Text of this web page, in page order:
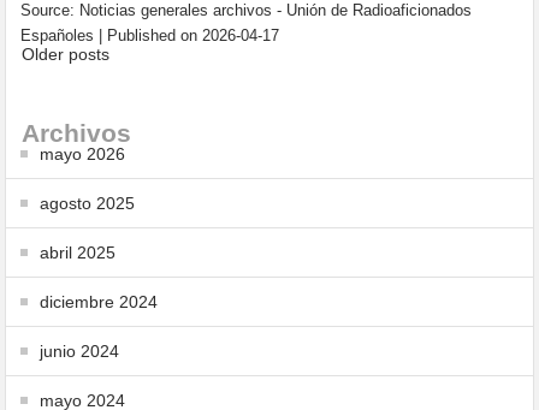
Source: Noticias generales archivos - Unión de Radioaficionados
Españoles
Published on 2026-04-17
Older posts
Archivos
mayo 2026
agosto 2025
abril 2025
diciembre 2024
junio 2024
mayo 2024